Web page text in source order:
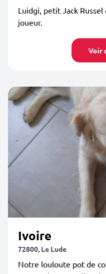
Luidgi, petit Jack
joueur.
Voir
Ivoire
72800, Le Lude
Notre louloute pot de